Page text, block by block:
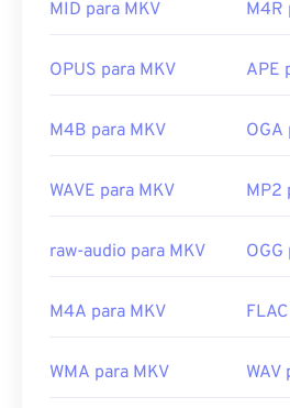
o tamanho do arquivo, o que
um arquivo MKV é baixar os
Community Codec Pack (CCCP)
Desenvolvido por:
Lançamento inicial: 2002
https://en.wikipedia.org/wiki/
MID para MKV M4R
OPUS para MKV APE
M4B para MKV OGA
WAVE para MKV MP2
raw-audio para MKV OGG
M4A para MKV
WMA para MKV WAV